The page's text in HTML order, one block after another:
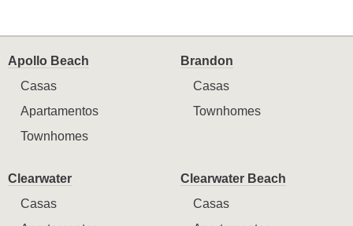
Apollo Beach
Casas
Apartamentos
Townhomes
Brandon
Casas
Townhomes
Clearwater
Casas
Clearwater Beach
Casas